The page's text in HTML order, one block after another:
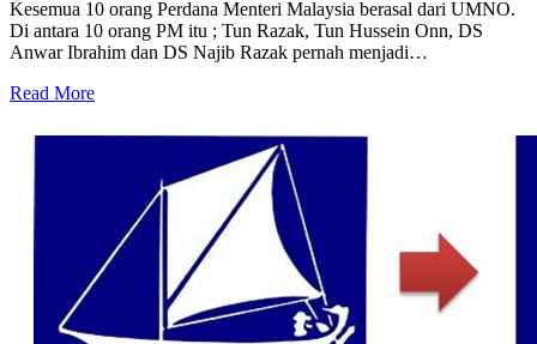
Kesemua 10 orang Perdana Menteri Malaysia berasal dari UMNO.
Di antara 10 orang PM itu ; Tun Razak, Tun Hussein Onn, DS
Anwar Ibrahim dan DS Najib Razak pernah menjadi…
Read More